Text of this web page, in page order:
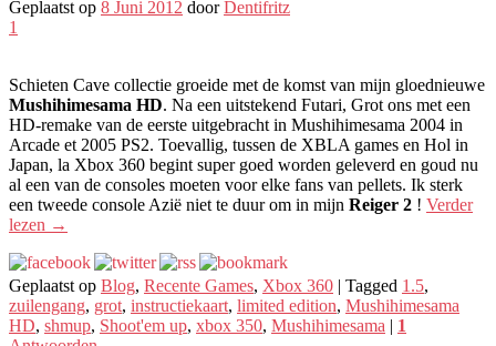
Geplaatst op 8 Juni 2012 doorDentifritz
1
Schieten Cave collectie groeide met de komst van mijn gloednieuwe
Mushihimesama HD. Na een uitstekend Futari, Grot ons met een
HD-remake van de eerste uitgebracht in Mushihimesama 2004 in
Arcade et 2005 PS2. Toevallig, tussen de XBLA games en Hol in
Japan, la Xbox 360 begint super goed worden geleverd en goud nu
al een van de consoles moeten voor elke fans van pellets. Ik sterk
een tweede console Azië niet te duur om in mijn Reiger 2 ! Verder
lezen →
Geplaatst op Blog, Recente Games, Xbox 360 | Tagged 1.5,
zuilengang, grot, instructiekaart, limited edition, Mushihimesama
HD, shmup, Shoot'em up, xbox 350, Mushihimesama | 1